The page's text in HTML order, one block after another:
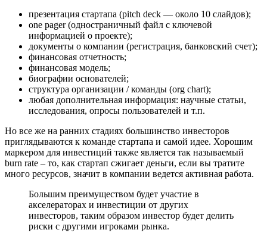
презентация стартапа (pitch deck — около 10 слайдов);
one pager (одностраничный файл с ключевой
информацией о проекте);
документы о компании (регистрация, банковский счет);
финансовая отчетность;
финансовая модель;
биографии основателей;
структура организации / команды (org chart);
любая дополнительная информация: научные статьи,
исследования, опросы пользователей и т.п.
Но все же на ранних стадиях большинство инвесторов
приглядываются к команде стартапа и самой идее. Хорошим
маркером для инвестиций также является так называемый
burn rate – то, как стартап сжигает деньги, если вы тратите
много ресурсов, значит в компании ведется активная работа.
Большим преимуществом будет участие в
акселераторах и инвестиции от других
инвесторов, таким образом инвестор будет делить
риски с другими игроками рынка.